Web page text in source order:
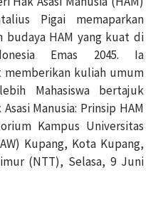
Pigai memaparkan
budaya HAM yang kuat di
Emas 2045. Ia
memberikan kuliah umum
Mahasiswa bertajuk
Manusia: Prinsip HAM
Kampus Universitas
Kupang, Kota Kupang,
(NTT), Selasa, 9 Juni